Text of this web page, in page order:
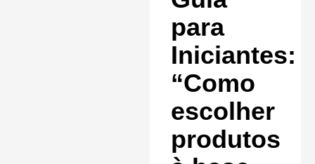
clínicos.
Saiba mais »
para
Iniciantes:
“Como
escolher
produtos